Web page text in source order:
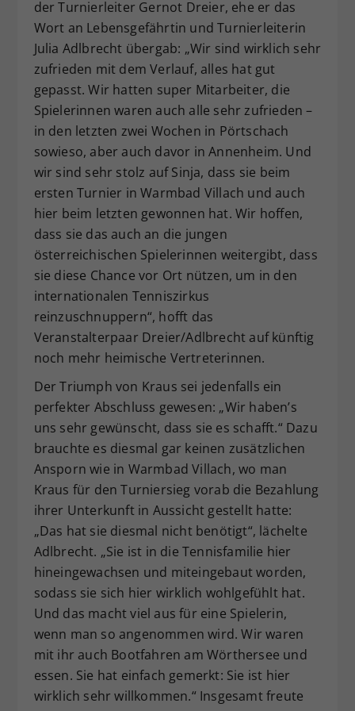
der Turnierleiter Gernot Dreier, ehe er das
Wort an Lebensgefährtin und Turnierleiterin
Julia Adlbrecht übergab: „Wir sind wirklich sehr
zufrieden mit dem Verlauf, alles hat gut
gepasst. Wir hatten super Mitarbeiter, die
Spielerinnen waren auch alle sehr zufrieden –
in den letzten zwei Wochen in Pörtschach
sowieso, aber auch davor in Annenheim. Und
wir sind sehr stolz auf Sinja, dass sie beim
ersten Turnier in Warmbad Villach und auch
hier beim letzten gewonnen hat. Wir hoffen,
dass sie das auch an die jungen
österreichischen Spielerinnen weitergibt, dass
sie diese Chance vor Ort nützen, um in den
internationalen Tenniszirkus
reinzuschnuppern“, hofft das
Veranstalterpaar Dreier/Adlbrecht auf künftig
noch mehr heimische Vertreterinnen.
Der Triumph von Kraus sei jedenfalls ein
perfekter Abschluss gewesen: „Wir haben’s
uns sehr gewünscht, dass sie es schafft.“ Dazu
brauchte es diesmal gar keinen zusätzlichen
Ansporn wie in Warmbad Villach, wo man
Kraus für den Turniersieg vorab die Bezahlung
ihrer Unterkunft in Aussicht gestellt hatte:
„Das hat sie diesmal nicht benötigt“, lächelte
Adlbrecht. „Sie ist in die Tennisfamilie hier
hineingewachsen und miteingebaut worden,
sodass sie sich hier wirklich wohlgefühlt hat.
Und das macht viel aus für eine Spielerin,
wenn man so angenommen wird. Wir waren
mit ihr auch Bootfahren am Wörthersee und
essen. Sie hat einfach gemerkt: Sie ist hier
wirklich sehr willkommen.“ Insgesamt freute